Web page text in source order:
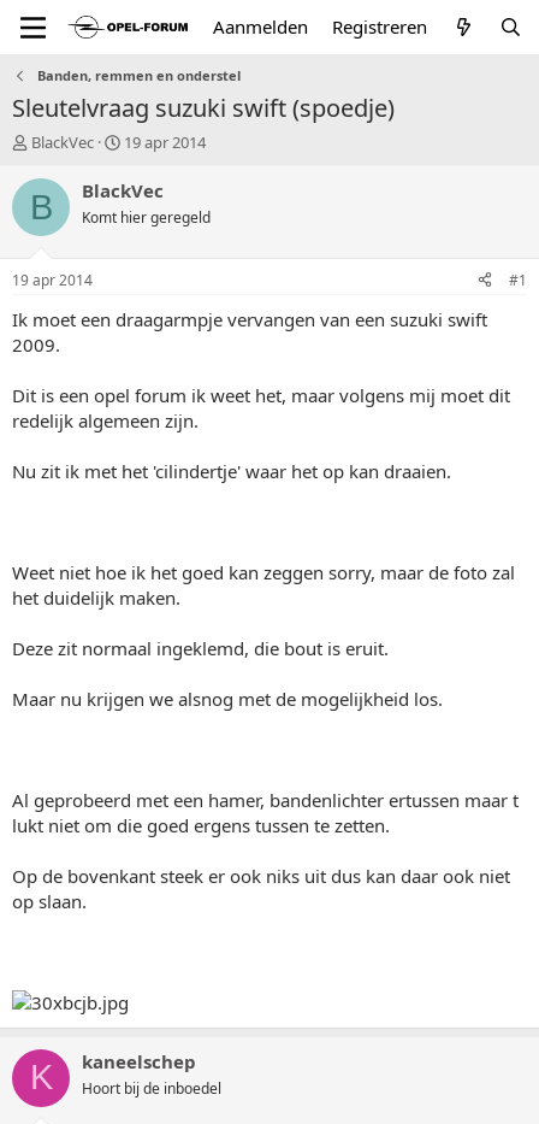
Aanmelden Registreren
Banden, remmen en onderstel
Sleutelvraag suzuki swift (spoedje)
T
p
a
r
t
e
BlackVec
S
a
t
u
19 apr 2014
B BlackVec
Komt hier geregeld
19 apr 2014 #1
Ik moet een draagarmpje vervangen van een suzuki swift
2009.
Dit is een opel forum ik weet het, maar volgens mij moet dit
redelijk algemeen zijn.
Nu zit ik met het 'cilindertje' waar het op kan draaien.
Weet niet hoe ik het goed kan zeggen sorry, maar de foto zal
het duidelijk maken.
Deze zit normaal ingeklemd, die bout is eruit.
Maar nu krijgen we alsnog met de mogelijkheid los.
Al geprobeerd met een hamer, bandenlichter ertussen maar t
lukt niet om die goed ergens tussen te zetten.
Op de bovenkant steek er ook niks uit dus kan daar ook niet
op slaan.
K kaneelschep
Hoort bij de inboedel